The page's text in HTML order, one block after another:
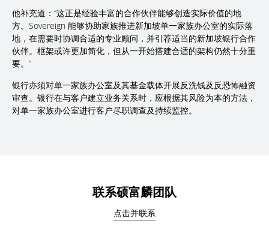
他补充道：“这正是经验丰富的合作伙伴能够创造实际价值的地
方。Sovereign 能够协助家族推进新加坡单一家族办公室的实际落
地，在需要时协调合适的专业顾问，并引荐适当的新加坡银行合作
伙伴。框架或许更加简化，但从一开始搭建合适的架构仍然十分重
要。”
银行亦须对单一家族办公室及其基金载体开展反洗钱及反恐怖融资
审查。银行在与客户建立业务关系时，应根据其风险为本的方法，
对单一家族办公室进行客户尽职调查及持续监控。
联系硕富麟团队
点击并联系